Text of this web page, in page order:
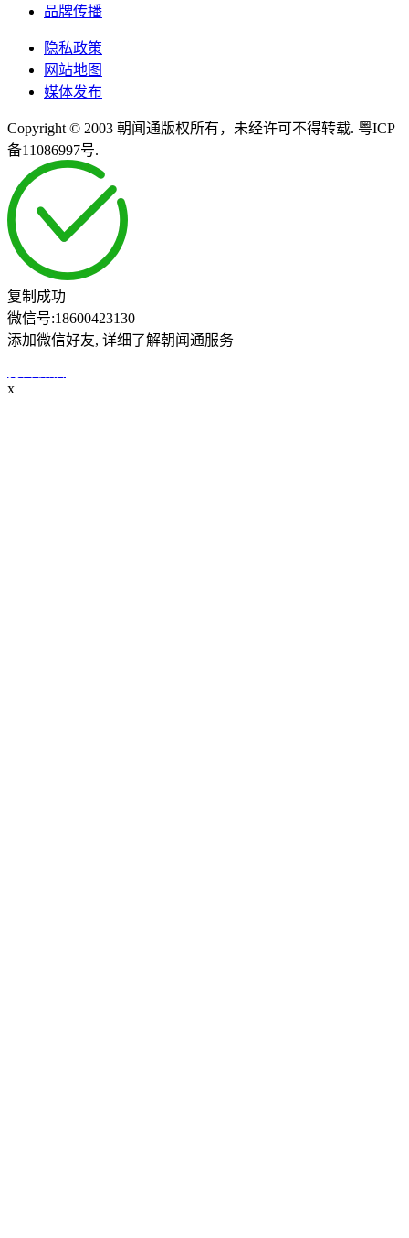
品牌传播
隐私政策
网站地图
媒体发布
Copyright © 2003 朝闻通版权所有，未经许可不得转载. 粤ICP
备11086997号.
复制成功
微信号:18600423130
添加微信好友, 详细了解朝闻通服务
x